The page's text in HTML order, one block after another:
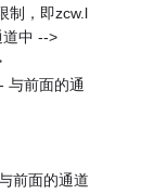
制，即zcw.l
道中 -->
与前面的通
前面的通道